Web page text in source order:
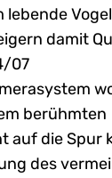
lebende
damit
07
berühmten
auf die Spur
des